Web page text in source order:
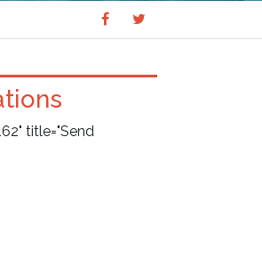
Share
on
on
title="Send